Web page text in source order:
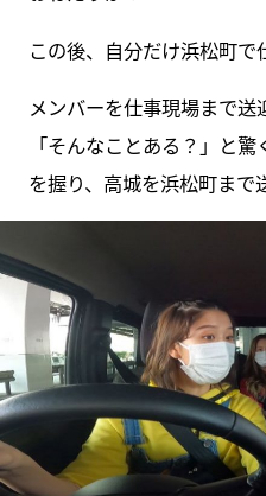
この後、自分だけ浜松町で
メンバーを仕事現場まで
「そんなことある？」と
を握り、高城を浜松町まで